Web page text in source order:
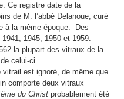
Ce registre date de la
de M. l’abbé Delanoue, curé
à la même époque. Des
1945, 1950 et 1959.
la plupart des vitraux de la
celui-ci.
est ignoré, de même que
comporte deux vitraux
du Christ probablement été